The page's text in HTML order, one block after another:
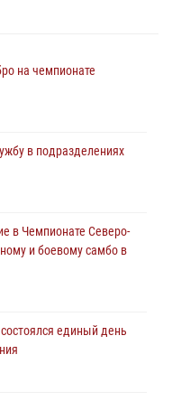
на чемпионате
в подразделениях
в Чемпионате Северо-
и боевому самбо в
единый день